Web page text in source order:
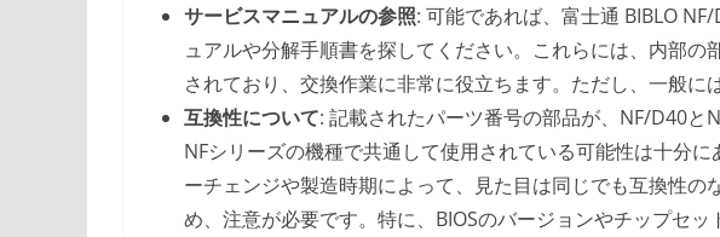
サービスマニュアルの参照: 可能であれば、富士通 BIBLO
ュアルや分解手順書を探してください。これらには、内部の
されており、交換作業に非常に役立ちます。ただし、一般に
互換性について: 記載されたパーツ番号の部品が、NF/D40と
NFシリーズの機種で共通して使用されている可能性は十分
ーチェンジや製造時期によって、見た目は同じでも互換性の
め、注意が必要です。特に、BIOSのバージョンやチップセ